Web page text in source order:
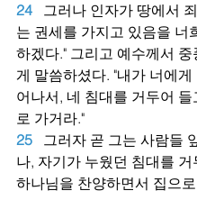
24
그러나 인자가 땅에서
는 권세를 가지고 있음을 너
하겠다." 그리고 예수께서 중
게 말씀하셨다. "내가 너에게
어나서, 네 침대를 거두어 들
로 가거라."
25
그러자 곧 그는 사람들
나, 자기가 누웠던 침대를 거
하나님을 찬양하면서 집으